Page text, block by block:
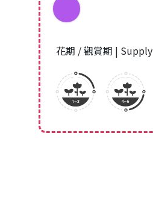
花期 / 觀賞期 | Supply